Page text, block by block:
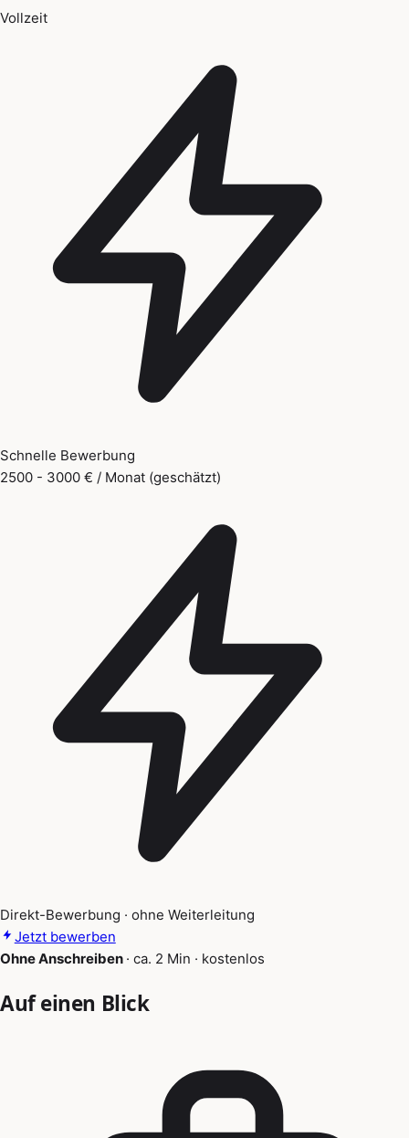
Vollzeit
Schnelle Bewerbung
2500 - 3000 € / Monat (geschätzt)
Direkt-Bewerbung · ohne Weiterleitung
Jetzt bewerben
Ohne Anschreiben · ca. 2 Min · kostenlos
Auf einen Blick